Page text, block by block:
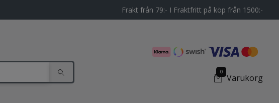
Frakt från 79:- I Fraktfritt på köp från 1500:-
0
Varukorg